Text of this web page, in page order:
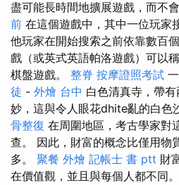
盡可能長時間地擴展遊戲，而不
前 在這個遊戲中，其中一位玩家
他玩家在開始搜索之前依靠數百
戲（或英式英語帕洛遊戲）可以
棋盤遊戲。 整脊 按摩證照考試
徒 - 外燴 台中 白色清真寺，帶
妙，這與令人眼花dhite亂的白色
骨整復 在周圍地區，考古學家對
查。 因此，財富的概念比僅用物
多。 聚餐 外燴 記帳士 書 ptt 財
在價值觀，並且與每個人都不同。